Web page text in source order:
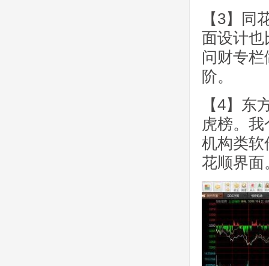
【3】
面设计也
问财专
阶。
【4】
虎榜。
机构类软
花顺界面